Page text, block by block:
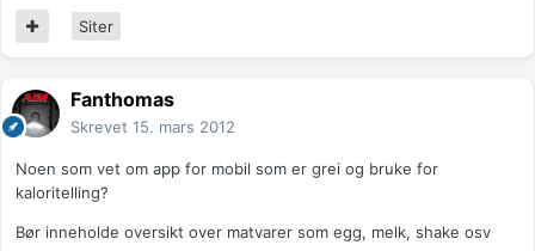
Siter
Fanthomas
Skrevet 15. mars 2012
Noen som vet om app for mobil som er grei og bruke for
kaloritelling?
Bør inneholde oversikt over matvarer som egg, melk, shake osv